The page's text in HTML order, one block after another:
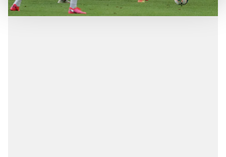
Her halükârda, kullanıcılar, bu çerezlere izin vermedikleri